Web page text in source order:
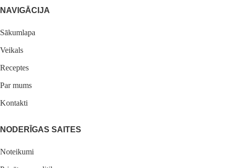
NAVIGĀCIJA
Sākumlapa
Veikals
Receptes
Par mums
Kontakti
NODERĪGAS SAITES
Noteikumi